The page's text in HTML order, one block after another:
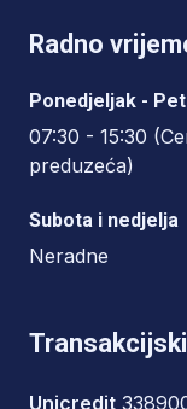
Radno
Ponedjeljak -
07:30 - 15:30
preduzeća)
Subota i nedjelja
Neradne
Unicredit